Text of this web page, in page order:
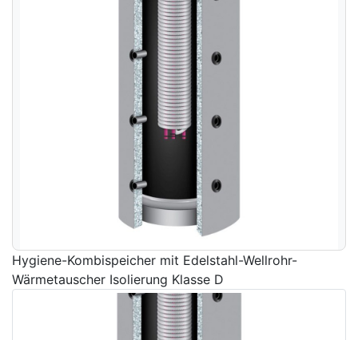
Hygiene-Kombispeicher mit Edelstahl-Wellrohr-
Wärmetauscher Isolierung Klasse D